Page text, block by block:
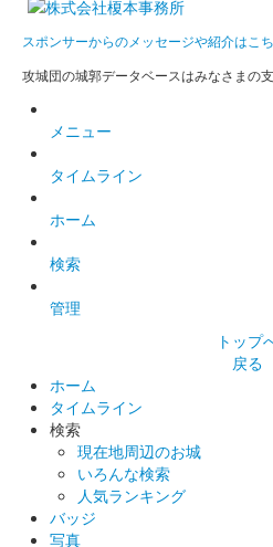
丸岡城 御城印 出張！お
2024限定版
販売終了
2024年10月12、13日に開催された
丸岡城 2024」の出張！お城EXPO
ースにて販売された御城印。
丸岡城 御城印
丸岡城 御城印
販売終了
スポンサーからのメッセージや紹介はこ
攻城団の城郭データベースはみなさまの
メニュー
タイムライン
ホーム
検索
管理
トップ
戻る
ホーム
タイムライン
検索
現在地周辺のお城
いろんな検索
人気ランキング
バッジ
写真